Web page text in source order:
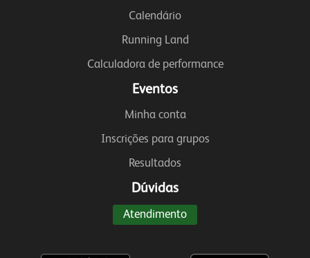
Calendário
Running Land
Calculadora de performance
Eventos
Minha conta
Inscrições para grupos
Resultados
Dúvidas
Atendimento